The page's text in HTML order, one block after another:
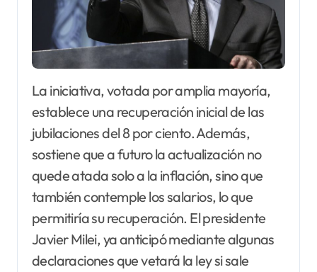
La iniciativa, votada por amplia mayoría,
establece una recuperación inicial de las
jubilaciones del 8 por ciento. Además,
sostiene que a futuro la actualización no
quede atada solo a la inflación, sino que
también contemple los salarios, lo que
permitiría su recuperación. El presidente
Javier Milei, ya anticipó mediante algunas
declaraciones que vetará la ley si sale